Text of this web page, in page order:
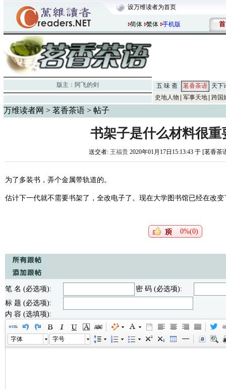
设万维读者为首页
简体 繁体 手机版 首
版主： 阿飞的剑 五 味 斋 茗香茶语
天下
史地人物
军事天地 跨国
万维读者网 > 茗香茶语 > 帖子
书架子是什么材料很重
送交者: 王福贵2020年01月17日15:13:43 于 [茗香茶
为了多装书，弄个金属带轨道的。
估计下一代就不需要书架了，全改电子了。现在大学图书馆已经在改变
0%(0)
笔 名 (必选项):
密 码 (必选项):
标 题 (必选项):
内 容 (选填项):
字体 字号